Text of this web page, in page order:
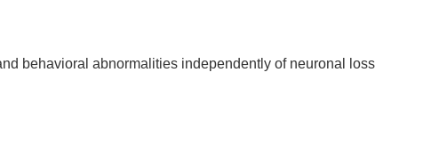
behavioral abnormalities independently of neuronal loss